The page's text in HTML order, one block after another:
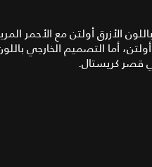
الأزرق أولتن مع الأحمر
أما التصميم الخارجي
قصر كريستال.